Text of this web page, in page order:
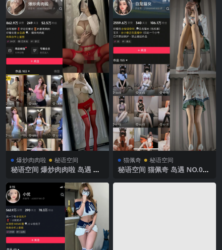
爆炒肉肉啦 秘语空间
秘语空间 爆炒肉肉啦 岛遇 N
完整版
猫佩奇 秘语空间
秘语空间 猫佩奇 岛遇 NO.001
整版